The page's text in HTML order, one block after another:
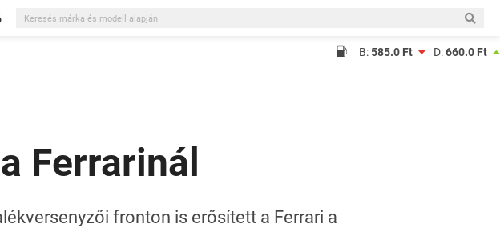
B:585.0 Ft D:660.0 Ft
Ferrarinál
fronton is erősített a Ferrari a